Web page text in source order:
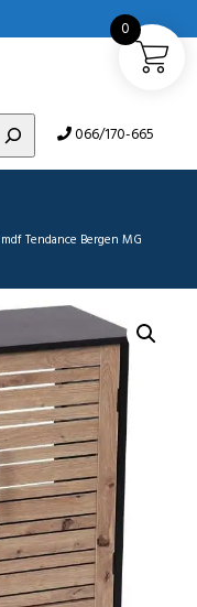
066/170-665
Tendance Bergen MG
0